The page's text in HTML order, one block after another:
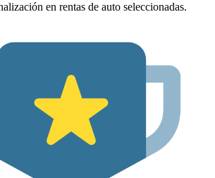
en rentas de auto seleccionadas.